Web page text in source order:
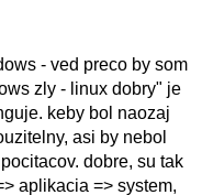
- ved preco by som
zly - linux dobry" je
keby bol naozaj
asi by nebol
dobre, su tak
aplikacia => system,